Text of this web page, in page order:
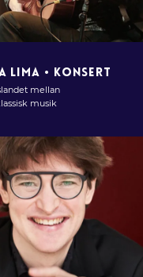
LIMA • KONSERT
mellan
musik